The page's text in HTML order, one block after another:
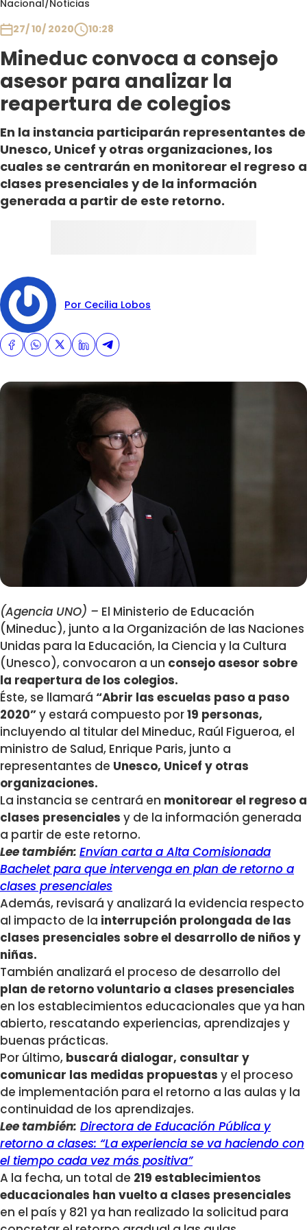
Nacional/Noticias
27/ 10/ 2020
10:28
Mineduc convoca a consejo
asesor para analizar la
reapertura de colegios
En la instancia participarán representantes de
Unesco, Unicef y otras organizaciones, los
cuales se centrarán en monitorear el regreso a
clases presenciales y de la información
generada a partir de este retorno.
Por Cecilia Lobos
(Agencia UNO) – El Ministerio de Educación
(Mineduc), junto a la Organización de las Naciones
Unidas para la Educación, la Ciencia y la Cultura
(Unesco), convocaron a un consejo asesor sobre
la reapertura de los colegios.
Éste, se llamará “Abrir las escuelas paso a paso
2020”y estará compuesto por19 personas,
incluyendo al titular del Mineduc, Raúl Figueroa, el
ministro de Salud, Enrique Paris, junto a
representantes de Unesco, Unicef y otras
organizaciones.
La instancia se centrará en monitorear el regreso a
clases presenciales y de la información generada
a partir de este retorno.
Lee también: Envían carta a Alta Comisionada
Bachelet para que intervenga en plan de retorno a
clases presenciales
Además, revisará y analizará la evidencia respecto
al impacto de la interrupción prolongada de las
clases presenciales sobre el desarrollo de niños y
niñas.
También analizará el proceso de desarrollo del
plan de retorno voluntario a clases presenciales
en los establecimientos educacionales que ya han
abierto, rescatando experiencias, aprendizajes y
buenas prácticas.
Por último, buscará dialogar, consultar y
comunicar las medidas propuestas y el proceso
de implementación para el retorno a las aulas y la
continuidad de los aprendizajes.
Lee también: Directora de Educación Pública y
retorno a clases: “La experiencia se va haciendo con
el tiempo cada vez más positiva”
A la fecha, un total de 219 establecimientos
educacionales han vuelto a clases presenciales
en el país y 821 ya han realizado la solicitud para
Club De La Comedia
Contigo en Directo
Plan Perfecto
El Tiempo
Sabingo
Todos Los Programas